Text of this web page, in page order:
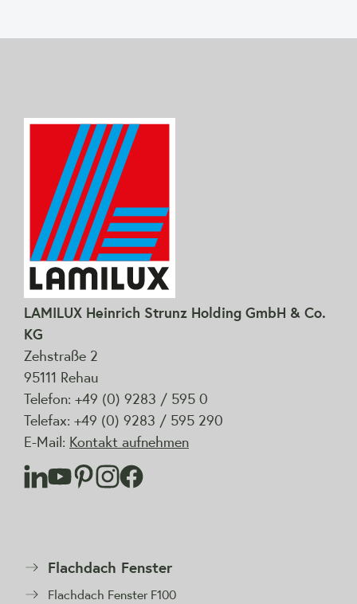
LAMILUX Heinrich Strunz Holding GmbH & Co.
KG
Zehstraße 2
95111 Rehau
Telefon: +49 (0) 9283 / 595 0
Telefax: +49 (0) 9283 / 595 290
E-Mail: Kontakt aufnehmen
Flachdach Fenster
Flachdach Fenster F100